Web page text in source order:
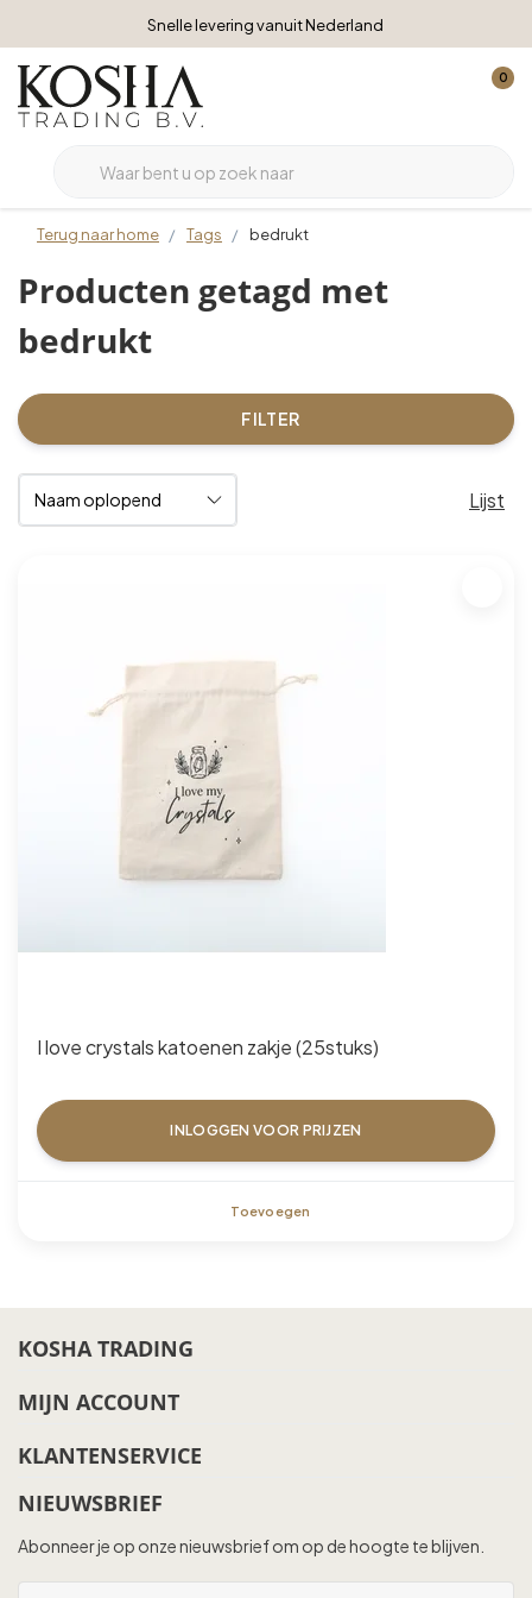
Snelle levering vanuit Nederland
0
Terug naar home Tags bedrukt
Producten getagd met
bedrukt
FILTER
Lijst
I love crystals katoenen zakje (25stuks)
INLOGGEN VOOR PRIJZEN
Toevoegen
KOSHA TRADING
MIJN ACCOUNT
KLANTENSERVICE
NIEUWSBRIEF
Abonneer je op onze nieuwsbrief om op de hoogte te blijven.